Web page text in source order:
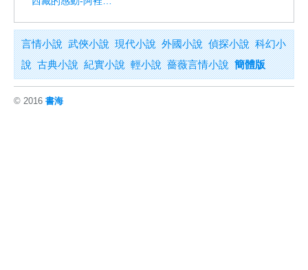
言情小說 武俠小說 現代小說 外國小說 偵探小說 科幻小
說 古典小說 紀實小說 輕小說 薔薇言情小說 簡體版
© 2016 書海